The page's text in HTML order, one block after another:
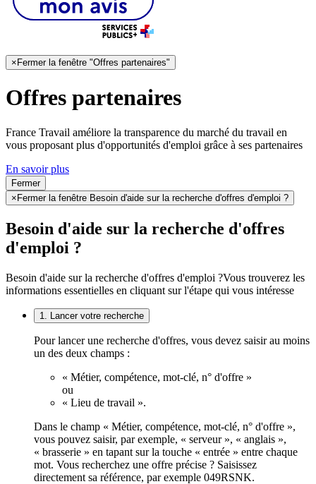
× Fermer la fenêtre "Offres partenaires"
Offres partenaires
France Travail améliore la transparence du marché du travail en
vous proposant plus d'opportunités d'emploi grâce à ses partenaires
En savoir plus
Fermer
× Fermer la fenêtre Besoin d'aide sur la recherche d'offres d'emploi ?
Besoin d'aide sur la recherche d'offres
d'emploi ?
Besoin d'aide sur la recherche d'offres d'emploi ?Vous trouverez les
informations essentielles en cliquant sur l'étape qui vous intéresse
1. Lancer votre recherche
Pour lancer une recherche d'offres, vous devez saisir au moins
un des deux champs :
« Métier, compétence, mot-clé, n° d'offre »
ou
« Lieu de travail ».
Dans le champ « Métier, compétence, mot-clé, n° d'offre »,
vous pouvez saisir, par exemple, « serveur », « anglais »,
« brasserie » en tapant sur la touche « entrée » entre chaque
mot. Vous recherchez une offre précise ? Saisissez
directement sa référence, par exemple 049RSNK.